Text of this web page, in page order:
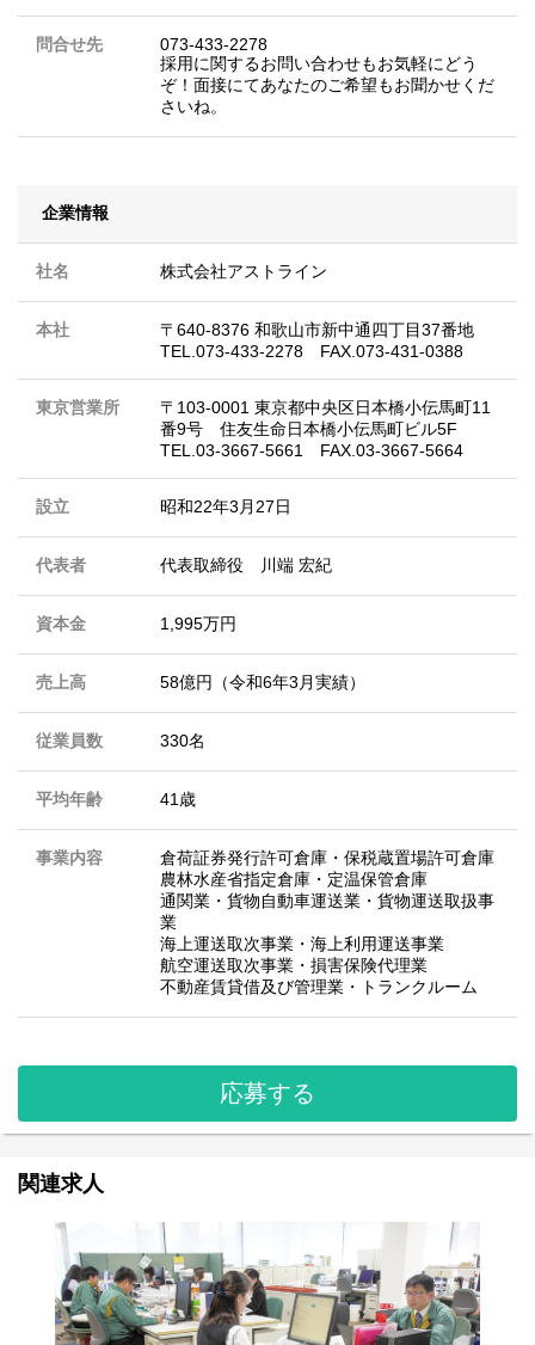
問合せ先
073-433-2278
採用に関するお問い合わせもお気軽にどう
ぞ！面接にてあなたのご希望もお聞かせくだ
さいね。
企業情報
社名 株式会社アストライン
本社
〒640-8376 和歌山市新中通四丁目37番地
TEL.073-433-2278 FAX.073-431-0388
東京営業所
〒103-0001 東京都中央区日本橋小伝馬町11
番9号 住友生命日本橋小伝馬町ビル5F
TEL.03-3667-5661 FAX.03-3667-5664
設立 昭和22年3月27日
代表者 代表取締役 川端 宏紀
資本金 1,995万円
売上高 58億円（令和6年3月実績）
従業員数 330名
平均年齢 41歳
事業内容
倉荷証券発行許可倉庫・保税蔵置場許可倉庫
農林水産省指定倉庫・定温保管倉庫
通関業・貨物自動車運送業・貨物運送取扱事
業
海上運送取次事業・海上利用運送事業
航空運送取次事業・損害保険代理業
不動産賃貸借及び管理業・トランクルーム
応募する
関連求人